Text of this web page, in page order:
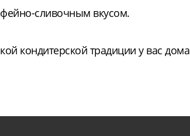
сливочным вкусом.
кондитерской традиции у вас